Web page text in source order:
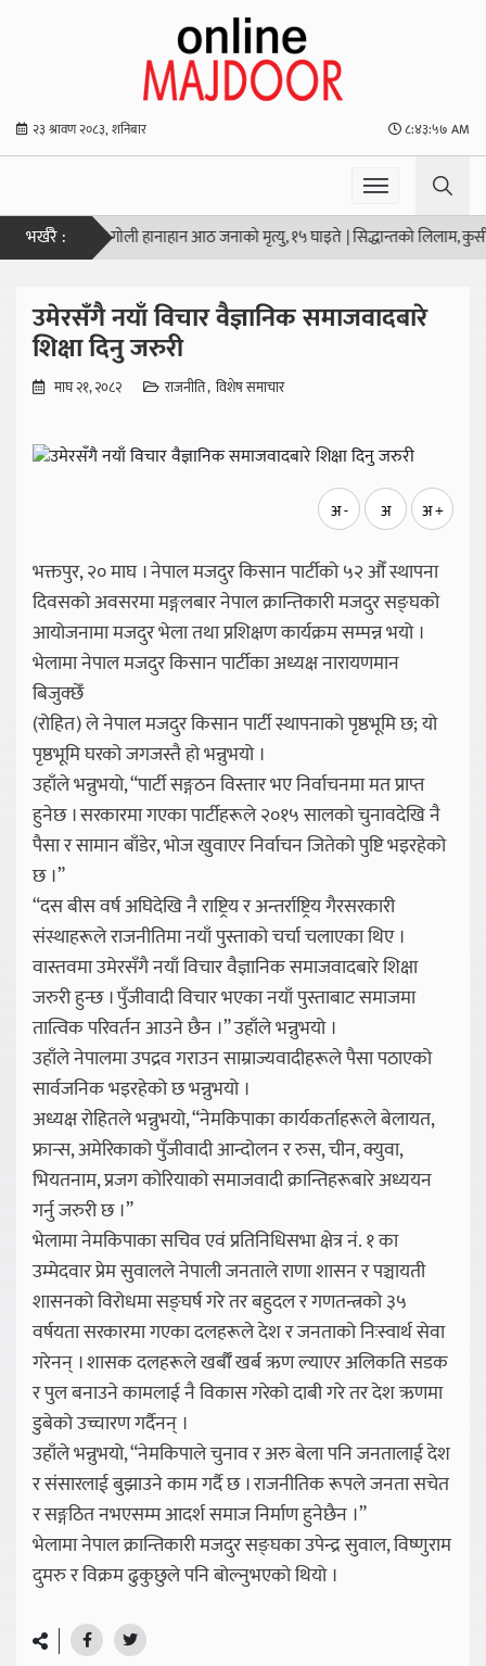
२३ श्रावण २०८३, शनिबार ८:४३:५८ AM
भर्खरै :स्कूलमा गोली हानाहान आठ जनाको मृत्यु, १५ घाइते |सिद्धान्तको लिलाम,
उमेरसँगै नयाँ विचार वैज्ञानिक समाजवादबारे
शिक्षा दिनु जरुरी
माघ २१, २०८२ राजनीति विशेष समाचार
अ - अ अ +
भक्तपुर, २० माघ । नेपाल मजदुर किसान पार्टीको ५२ औँ स्थापना
दिवसको अवसरमा मङ्गलबार नेपाल क्रान्तिकारी मजदुर सङ्घको
आयोजनामा मजदुर भेला तथा प्रशिक्षण कार्यक्रम सम्पन्न भयो ।
भेलामा नेपाल मजदुर किसान पार्टीका अध्यक्ष नारायणमान
बिजुक्छेँ
(रोहित) ले नेपाल मजदुर किसान पार्टी स्थापनाको पृष्ठभूमि छ; यो
पृष्ठभूमि घरको जगजस्तै हो भन्नुभयो ।
उहाँले भन्नुभयो, “पार्टी सङ्गठन विस्तार भए निर्वाचनमा मत प्राप्त
हुनेछ । सरकारमा गएका पार्टीहरूले २०१५ सालको चुनावदेखि नै
पैसा र सामान बाँडेर, भोज खुवाएर निर्वाचन जितेको पुष्टि भइरहेको
छ ।”
“दस बीस वर्ष अघिदेखि नै राष्ट्रिय र अन्तर्राष्ट्रिय गैरसरकारी
संस्थाहरूले राजनीतिमा नयाँ पुस्ताको चर्चा चलाएका थिए ।
वास्तवमा उमेरसँगै नयाँ विचार वैज्ञानिक समाजवादबारे शिक्षा
जरुरी हुन्छ । पुँजीवादी विचार भएका नयाँ पुस्ताबाट समाजमा
तात्विक परिवर्तन आउने छैन ।” उहाँले भन्नुभयो ।
उहाँले नेपालमा उपद्रव गराउन साम्राज्यवादीहरूले पैसा पठाएको
सार्वजनिक भइरहेको छ भन्नुभयो ।
अध्यक्ष रोहितले भन्नुभयो, “नेमकिपाका कार्यकर्ताहरूले बेलायत,
फ्रान्स, अमेरिकाको पुँजीवादी आन्दोलन र रुस, चीन, क्युवा,
भियतनाम, प्रजग कोरियाको समाजवादी क्रान्तिहरूबारे अध्ययन
गर्नु जरुरी छ ।”
भेलामा नेमकिपाका सचिव एवं प्रतिनिधिसभा क्षेत्र नं. १ का
उम्मेदवार प्रेम सुवालले नेपाली जनताले राणा शासन र पञ्चायती
शासनको विरोधमा सङ्घर्ष गरे तर बहुदल र गणतन्त्रको ३५
वर्षयता सरकारमा गएका दलहरूले देश र जनताको निःस्वार्थ सेवा
गरेनन् । शासक दलहरूले खर्बाैँ खर्ब ऋण ल्याएर अलिकति सडक
र पुल बनाउने कामलाई नै विकास गरेको दाबी गरे तर देश ऋणमा
डुबेको उच्चारण गर्दैनन् ।
उहाँले भन्नुभयो, “नेमकिपाले चुनाव र अरु बेला पनि जनतालाई देश
र संसारलाई बुझाउने काम गर्दै छ । राजनीतिक रूपले जनता सचेत
र सङ्गठित नभएसम्म आदर्श समाज निर्माण हुनेछैन ।”
भेलामा नेपाल क्रान्तिकारी मजदुर सङ्घका उपेन्द्र सुवाल, विष्णुराम
दुमरु र विक्रम ढुकुछुले पनि बोल्नुभएको थियो ।